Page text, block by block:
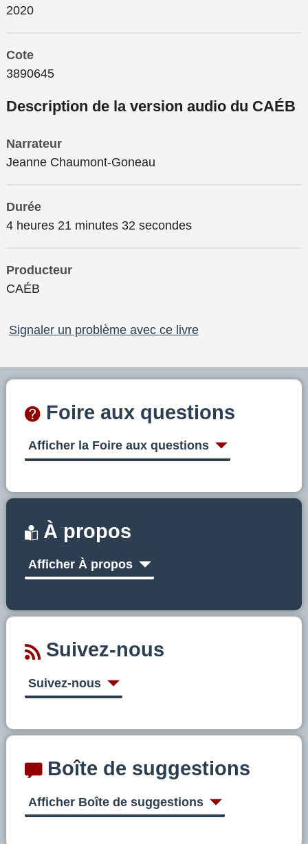
2020
Cote
3890645
Description de la version audio du CAÉB
Narrateur
Jeanne Chaumont-Goneau
Durée
4 heures 21 minutes 32 secondes
Producteur
CAÉB
Signaler un problème avec ce livre
Foire aux questions
Afficher la Foire aux questions
À propos
Afficher À propos
Suivez-nous
Suivez-nous
Boîte de suggestions
Afficher Boîte de suggestions